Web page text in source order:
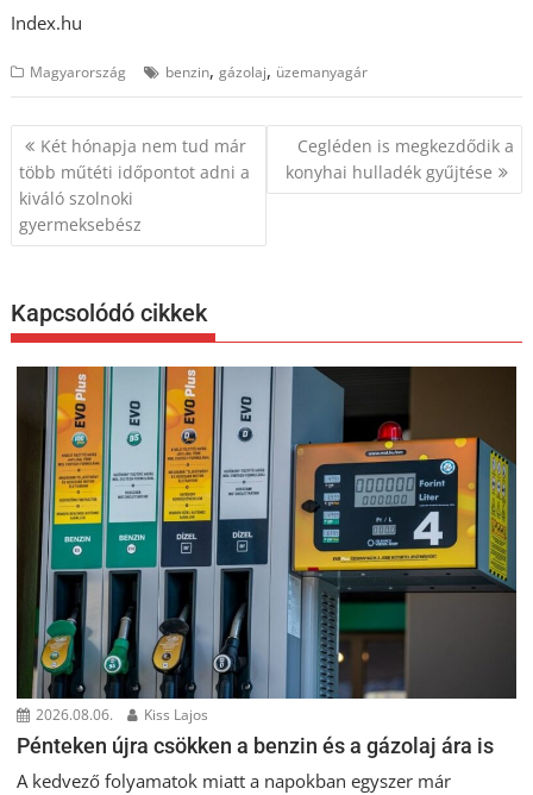
Index.hu
Magyarország benzin,gázolaj, üzemanyagár
Bejegyzés
navigáció
Két hónapja nem tud már
több műtéti időpontot adni a
kiváló szolnoki
gyermeksebész
Cegléden is megkezdődik a
konyhai hulladék gyűjtése
Kapcsolódó cikkek
2026.08.06. Kiss Lajos
Pénteken újra csökken a benzin és a gázolaj ára is
A kedvező folyamatok miatt a napokban egyszer már